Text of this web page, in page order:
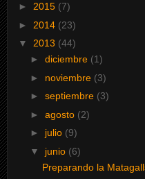
► 2015 (7)
► 2014 (23)
▼ 2013 (44)
► diciembre (1)
► noviembre (3)
► septiembre (3)
► agosto (2)
► julio (9)
▼ junio (6)
Preparando la